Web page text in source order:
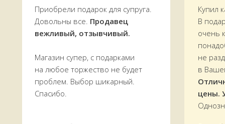
Купил
В
очень
не
в
цены.
Приобрели подарок для супруга.
Довольны все. Продавец
вежливый, отзывчивый.
Магазин супер, с подарками
на любое торжество не будет
проблем. Выбор шикарный.
Спасибо.
Всё, что есть на сайте, есть
в магазине в Терском переулке, дом 4
Доставляемзаказы по всей области.
УЗНАТЬ СТОИМОСТЬ ДОСТАВКИ